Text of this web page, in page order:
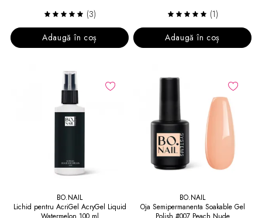
(3)
Adaugă în coș
(1)
Adaugă în coș
BO.NAIL
Lichid pentru AcriGel AcryGel Liquid
BO.NAIL
Oja Semipermanenta Soakable Gel